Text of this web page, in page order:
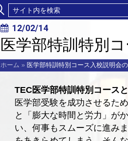
12/02/14
医学部特訓特別
ホーム » 医学部特訓特別コース入校説明会
TEC医学部特訓特別コース
医学部受験を成功させるた
と「膨大な時間と労力」が
い、何事もスムーズに進み